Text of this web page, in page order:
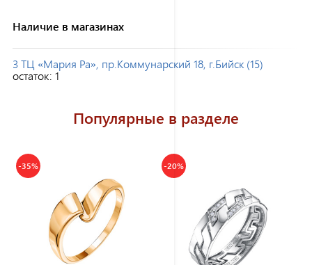
Наличие в магазинах
3 ТЦ «Мария Ра», пр.Коммунарский 18, г.Бийск (15)
остаток: 1
Популярные в разделе
-35% -20%